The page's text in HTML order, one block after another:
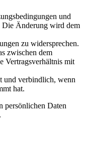
und
Die Änderung wird dem
zu widersprechen.
zwischen dem
Vertragsverhältnis mit
und verbindlich, wenn
hat.
persönlichen Daten